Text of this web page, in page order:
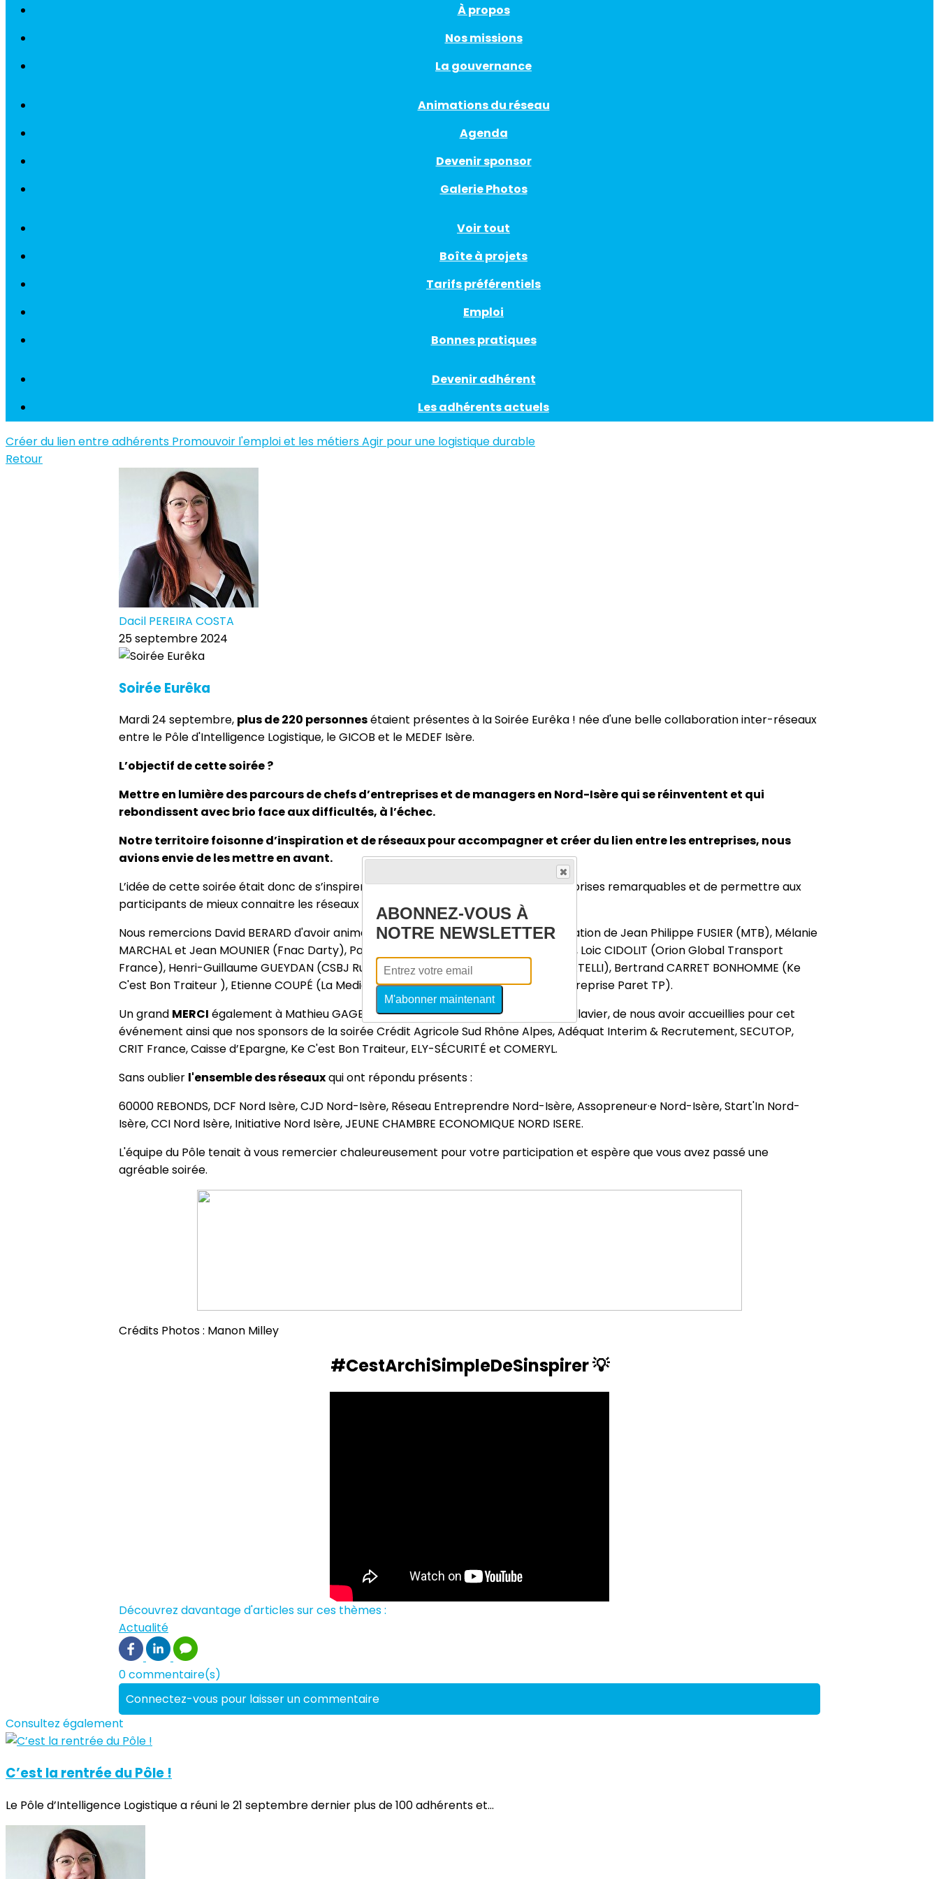
À propos
Nos missions
La gouvernance
Animations du réseau
Agenda
Devenir sponsor
Galerie Photos
Voir tout
Boîte à projets
Tarifs préférentiels
Emploi
Bonnes pratiques
Devenir adhérent
Les adhérents actuels
Créer du lien entre adhérents Promouvoir l'emploi et les métiersAgir pour une logistique durable
Retour
Dacil PEREIRA COSTA
25 septembre 2024
Soirée Eurêka
Mardi 24 septembre, plus de 220 personnesétaient présentes à la Soirée Eurêka ! née d'une belle collaboration inter-réseaux
entre le Pôle d'Intelligence Logistique, le GICOB et le MEDEF Isère.
L’objectif de cette soirée ?
Mettre en lumière des parcours de chefs d’entreprises et de managers en Nord-Isère qui se réinventent et qui
rebondissent avec brio face aux difficultés, à l’échec.
Notre territoire foisonne d’inspiration et de réseaux pour accompagner et créer du lien entre les entreprises, nous
avions envie de les mettre en avant.
L’idée de cette soirée était donc de s’inspirer de témoignages, de parcours d’entreprises remarquables et de permettre aux
participants de mieux connaitre les réseaux et de pouvoir les solliciter par la suite.
Nous remercions David BERARD d'avoir animé
deux tables rondesavec la participation de Jean Philippe FUSIER (MTB), Mélanie
MARCHAL et Jean MOUNIER (Fnac Darty), Patricia MAVIGNIER (Thermador Groupe), Loic CIDOLIT (Orion Global Transport
France), Henri-Guillaume GUEYDAN (CSBJ Rugby ), Caroline Portelli (Entreprise PORTELLI), Bertrand CARRET BONHOMME (Ke
C'est Bon Traiteur ), Etienne COUPÉ (La Mediosphère), Véronique CROUIGNEAU (Entreprise Paret TP).
Un grand MERCI également à Mathieu GAGET Maire de la Ville de Saint-Quentin-Fallavier, de nous avoir accueillies pour cet
événement ainsi que nos sponsors de la soirée Crédit Agricole Sud Rhône Alpes, Adéquat Interim & Recrutement, SECUTOP,
CRIT France, Caisse d’Epargne, Ke C'est Bon Traiteur, ELY-SÉCURITÉ et COMERYL.
Sans oublier l'ensemble des réseauxqui ont répondu présents :
60000 REBONDS, DCF Nord Isère, CJD Nord-Isère, Réseau Entreprendre Nord-Isère, Assopreneur·e Nord-Isère, Start'In Nord-
Isère, CCI Nord Isère, Initiative Nord Isère, JEUNE CHAMBRE ECONOMIQUE NORD ISERE.
L'équipe du Pôle tenait à vous remercier chaleureusement pour votre participation et espère que vous avez passé une
agréable soirée.
Crédits Photos : Manon Milley
#CestArchiSimpleDeSinspirer💡
Découvrez davantage d'articles sur ces thèmes :
Actualité
0 commentaire(s)
Connectez-vous pour laisser un commentaire
Consultez également
C’est la rentrée du Pôle !
Le Pôle d’Intelligence Logistique a réuni le 21 septembre dernier plus de 100 adhérents et...
ABONNEZ-VOUS À
NOTRE NEWSLETTER
M'abonner maintenant